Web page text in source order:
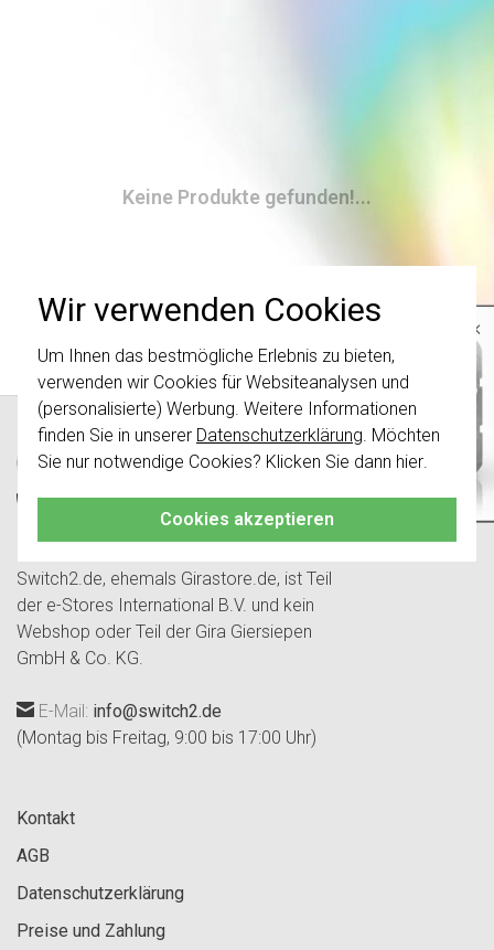
Wir verwenden Cookies
Um Ihnen das bestmögliche Erlebnis zu bieten,
verwenden wir Cookies für Websiteanalysen und
(personalisierte) Werbung. Weitere Informationen
finden Sie in unserer Datenschutzerklärung. Möchten
Sie nur notwendige Cookies? Klicken Sie dann hier.
Cookies akzeptieren
Keine Produkte gefunden!...
Switch2.de, ehemals Girastore.de, ist Teil
der e-Stores International B.V. und kein
Webshop oder Teil der Gira Giersiepen
GmbH & Co. KG.
E-Mail: info@switch2.de
(Montag bis Freitag, 9:00 bis 17:00 Uhr)
Kontakt
AGB
Datenschutzerklärung
Preise und Zahlung
×
Wichtig: Gira Schalter und
Schalterwippen wurden erneuert. Sie sind
2024 kombinierbar.
Klicken Sie hier
für weitere Informationen,
damit Sie immer das Richtige bestellen.